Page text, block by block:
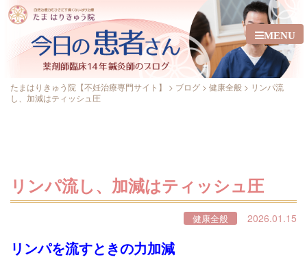
MENU
たまはりきゅう院【不妊治療専門サイト】 > ブログ > 健康全般 > リンパ流
し、加減はティッシュ圧
リンパ流し、加減はティッシュ圧
健康全般 2026.01.15
リンパを流すときの力加減